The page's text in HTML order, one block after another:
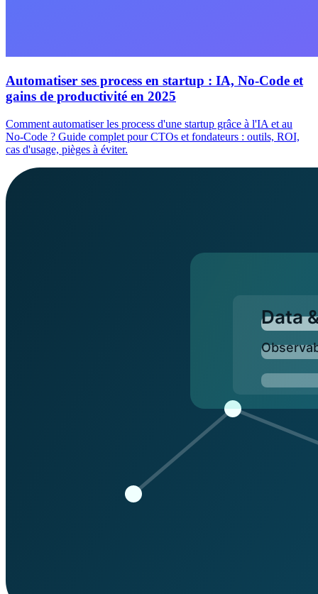
Automatiser ses process en startup : IA, No-Code et
gains de productivité en 2025
Comment automatiser les process d'une startup grâce à l'IA et au
No-Code ? Guide complet pour CTOs et fondateurs : outils, ROI,
cas d'usage, pièges à éviter.